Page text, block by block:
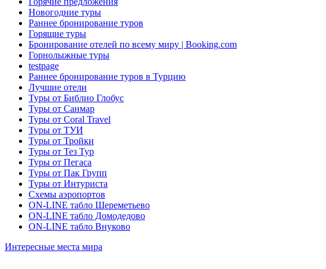
Новогодние туры
Раннее бронирование туров
Горящие туры
Бронирование отелей по всему миру | Booking.com
Горнолыжные туры
testpage
Раннее бронирование туров в Турцию
Лучшие отели
Туры от Библио Глобус
Туры от Санмар
Туры от Coral Travel
Туры от ТУИ
Туры от Тройки
Туры от Тез Тур
Туры от Пегаса
Туры от Пак Групп
Туры от Интуриста
Схемы аэропортов
ON-LINE табло Шереметьево
ON-LINE табло Домодедово
ON-LINE табло Внуково
Интересные места мира